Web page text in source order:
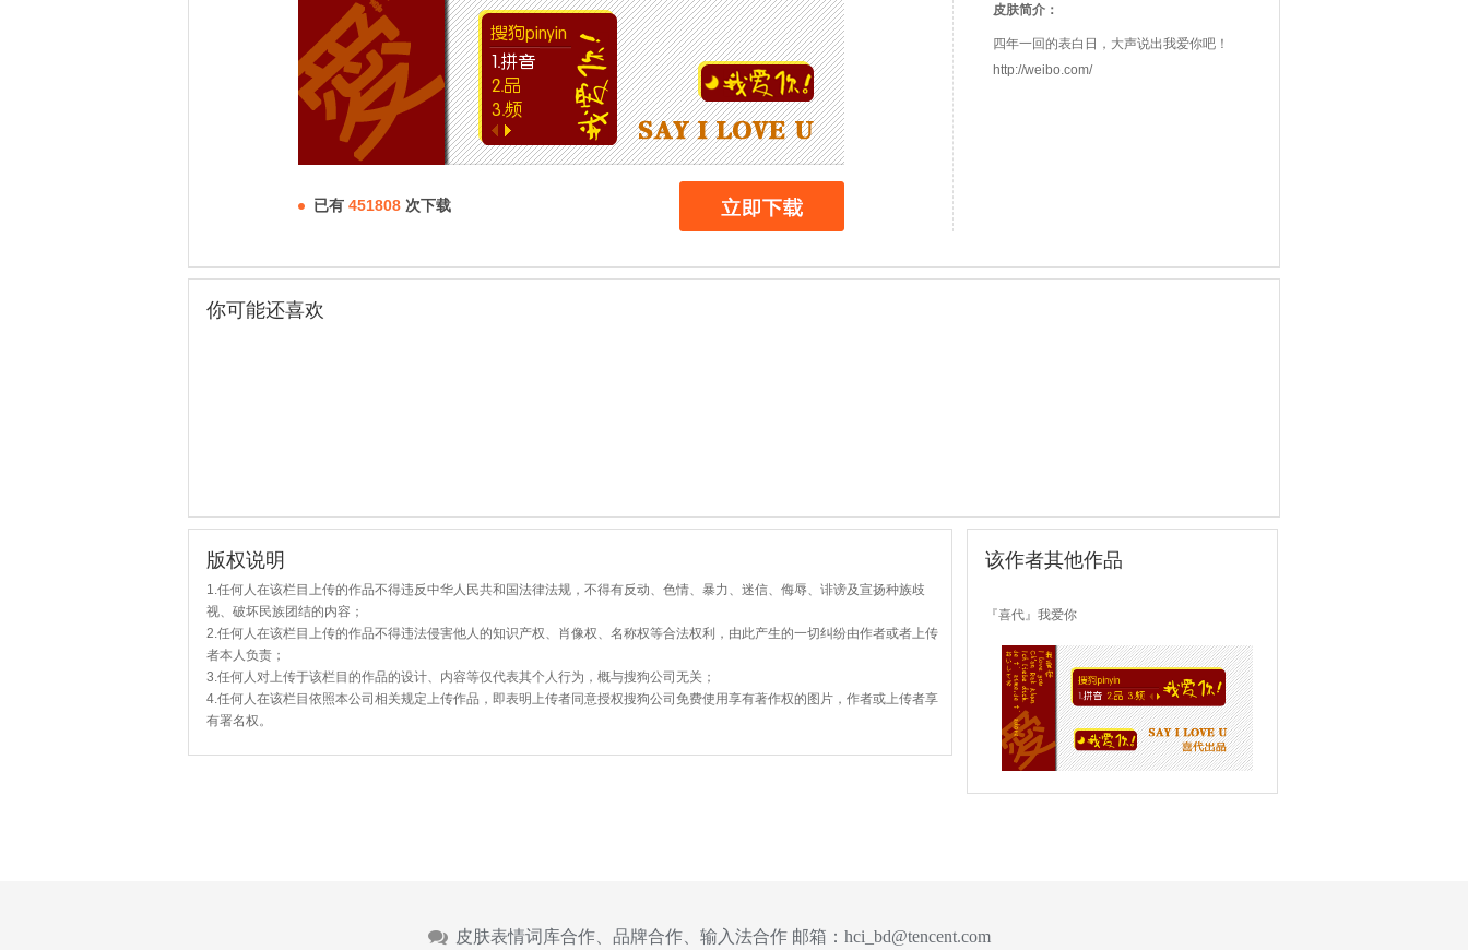
已有 451808 次下载
皮肤简介：
四年一回的表白日，大声说出我爱你吧！
http://weibo.com/
你可能还喜欢
版权说明
1.任何人在该栏目上传的作品不得违反中华人民共和国法律法规，不得有反动、色情、暴力、迷信、侮辱、诽谤及宣扬种族歧
视、破坏民族团结的内容；
2.任何人在该栏目上传的作品不得违法侵害他人的知识产权、肖像权、名称权等合法权利，由此产生的一切纠纷由作者或者上传
者本人负责；
3.任何人对上传于该栏目的作品的设计、内容等仅代表其个人行为，概与搜狗公司无关；
4.任何人在该栏目依照本公司相关规定上传作品，即表明上传者同意授权搜狗公司免费使用享有著作权的图片，作者或上传者享
有署名权。
该作者其他作品
『喜代』我爱你
皮肤表情词库合作、品牌合作、输入法合作 邮箱： hci_bd@tencent.com